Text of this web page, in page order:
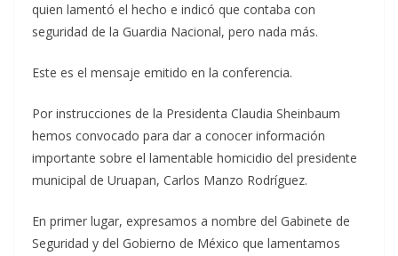
quien lamentó el hecho e indicó que contaba con
seguridad de la Guardia Nacional, pero nada más.
Este es el mensaje emitido en la conferencia.
Por instrucciones de la Presidenta Claudia Sheinbaum
hemos convocado para dar a conocer información
importante sobre el lamentable homicidio del presidente
municipal de Uruapan, Carlos Manzo Rodríguez.
En primer lugar, expresamos a nombre del Gabinete de
Seguridad y del Gobierno de México que lamentamos